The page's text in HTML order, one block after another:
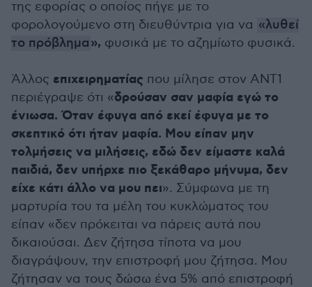
της εφορίας ο οποίος πήγε με το
φορολογούμενο στη διευθύντρια για να «λυθεί
το πρόβλημα», φυσικά με το αζημίωτο φυσικά.
Άλλος επιχειρηματίας που μίλησε στον ΑΝΤ1
περιέγραψε ότι «δρούσαν σαν μαφία εγώ το
ένιωσα. Όταν έφυγα από εκεί έφυγα με το
σκεπτικό ότι ήταν μαφία. Μου είπαν μην
τολμήσεις να μιλήσεις, εδώ δεν είμαστε καλά
παιδιά, δεν υπήρχε πιο ξεκάθαρο μήνυμα, δεν
είχε κάτι άλλο να μου πει». Σύμφωνα με τη
μαρτυρία του τα μέλη του κυκλώματος του
είπαν «δεν πρόκειται να πάρεις αυτά που
δικαιούσαι. Δεν ζήτησα τίποτα να μου
διαγράψουν, την επιστροφή μου ζήτησα. Μου
ζήτησαν να τους δώσω ένα 5% από επιστροφή